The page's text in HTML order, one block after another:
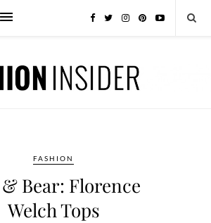
FASHION
Bear: Florence
Welch Tops